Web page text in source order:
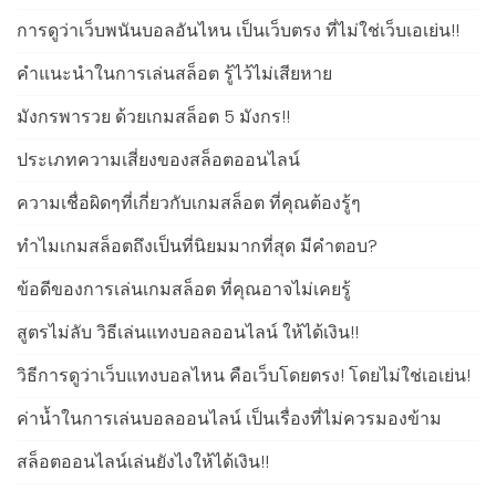
การดูว่าเว็บพนันบอลอันไหน เป็นเว็บตรง ที่ไม่ใช่เว็บเอเย่น!!
คำแนะนำในการเล่นสล็อต รู้ไว้ไม่เสียหาย
มังกรพารวย ด้วยเกมสล็อต 5 มังกร!!
ประเภทความเสี่ยงของสล็อตออนไลน์
ความเชื่อผิดๆที่เกี่ยวกับเกมสล็อต ที่คุณต้องรู้ๆ
ทำไมเกมสล็อตถึงเป็นที่นิยมมากที่สุด มีคำตอบ?
ข้อดีของการเล่นเกมสล็อต ที่คุณอาจไม่เคยรู้
สูตรไม่ลับ วิธีเล่นแทงบอลออนไลน์ ให้ได้เงิน!!
วิธีการดูว่าเว็บแทงบอลไหน คือเว็บโดยตรง! โดยไม่ใช่เอเย่น!
ค่าน้ำในการเล่นบอลออนไลน์ เป็นเรื่องที่ไม่ควรมองข้าม
สล็อตออนไลน์เล่นยังไงให้ได้เงิน!!